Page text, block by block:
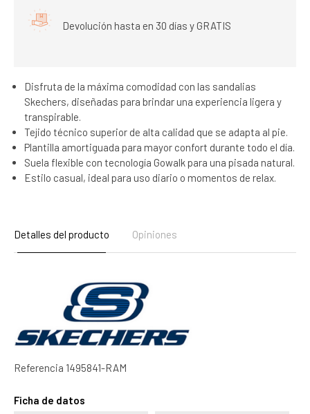
Devolución hasta en 30 días y GRATIS
Disfruta de la máxima comodidad con las sandalias
Skechers, diseñadas para brindar una experiencia ligera y
transpirable.
Tejido técnico superior de alta calidad que se adapta al pie.
Plantilla amortiguada para mayor confort durante todo el día.
Suela flexible con tecnología Gowalk para una pisada natural.
Estilo casual, ideal para uso diario o momentos de relax.
Detalles del producto Opiniones
Referencia 1495841-RAM
Ficha de datos